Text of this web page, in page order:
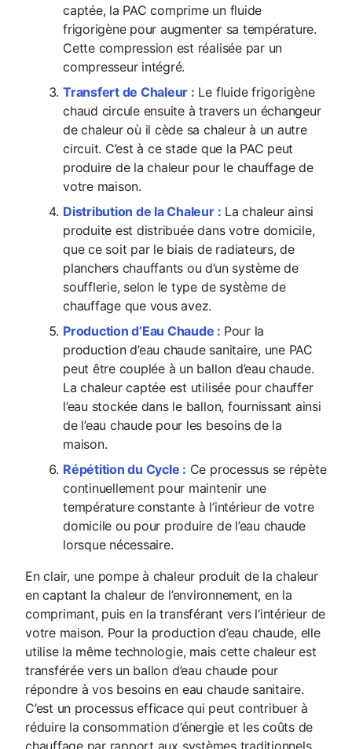
captée, la PAC comprime un fluide
frigorigène pour augmenter sa température.
Cette compression est réalisée par un
compresseur intégré.
Transfert de Chaleur : Le fluide frigorigène
chaud circule ensuite à travers un échangeur
de chaleur où il cède sa chaleur à un autre
circuit. C’est à ce stade que la PAC peut
produire de la chaleur pour le chauffage de
votre maison.
Distribution de la Chaleur : La chaleur ainsi
produite est distribuée dans votre domicile,
que ce soit par le biais de radiateurs, de
planchers chauffants ou d’un système de
soufflerie, selon le type de système de
chauffage que vous avez.
Production d’Eau Chaude : Pour la
production d’eau chaude sanitaire, une PAC
peut être couplée à un ballon d’eau chaude.
La chaleur captée est utilisée pour chauffer
l’eau stockée dans le ballon, fournissant ainsi
de l’eau chaude pour les besoins de la
maison.
Répétition du Cycle : Ce processus se répète
continuellement pour maintenir une
température constante à l’intérieur de votre
domicile ou pour produire de l’eau chaude
lorsque nécessaire.
En clair, une pompe à chaleur produit de la chaleur
en captant la chaleur de l’environnement, en la
comprimant, puis en la transférant vers l’intérieur de
votre maison. Pour la production d’eau chaude, elle
utilise la même technologie, mais cette chaleur est
transférée vers un ballon d’eau chaude pour
répondre à vos besoins en eau chaude sanitaire.
C’est un processus efficace qui peut contribuer à
réduire la consommation d’énergie et les coûts de
chauffage par rapport aux systèmes traditionnels.